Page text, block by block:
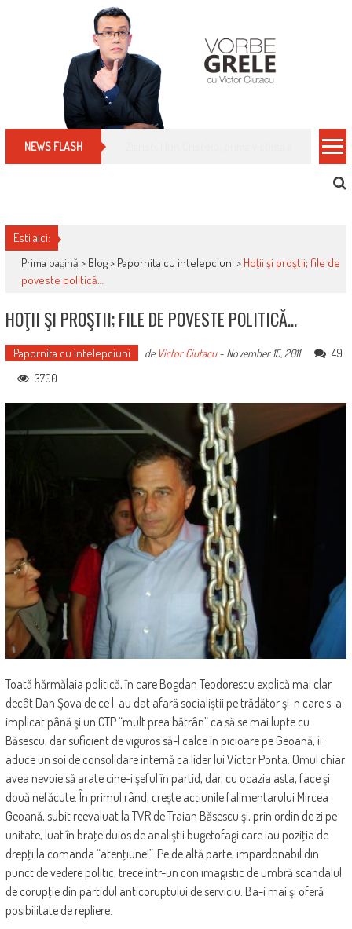
NEWS FLASH Cum îți schimbi, rapid, gratuit și eficient,
Esti aici:
Prima pagină > Blog> Papornita cu intelepciuni > Hoţii şi proştii; file de
poveste politică…
HOŢII ŞI PROŞTII; FILE DE POVESTE POLITICĂ…
Papornita cu intelepciuni de Victor Ciutacu- November 15, 2011
49
3700
Toată hărmălaia politică, în care Bogdan Teodorescu explică mai clar
decât Dan Şova de ce l-au dat afară socialiştii pe trădător şi-n care s-a
implicat până şi un CTP “mult prea bătrân” ca să se mai lupte cu
Băsescu, dar suficient de viguros să-l calce în picioare pe Geoană, îi
aduce un soi de consolidare internă ca lider lui Victor Ponta. Omul chiar
avea nevoie să arate cine-i şeful în partid, dar, cu ocazia asta, face şi
două nefăcute. În primul rând, creşte acţiunile falimentarului Mircea
Geoană, subit reevaluat la TVR de Traian Băsescu şi, prin ordin de zi pe
unitate, luat în braţe duios de analiştii bugetofagi care iau poziţia de
drepţi la comanda “atenţiune!”. Pe de altă parte, impardonabil din
punct de vedere politic, trece într-un con imagistic de umbră scandalul
de corupţie din partidul anticoruptului de serviciu. Ba-i mai şi oferă
posibilitate de repliere.